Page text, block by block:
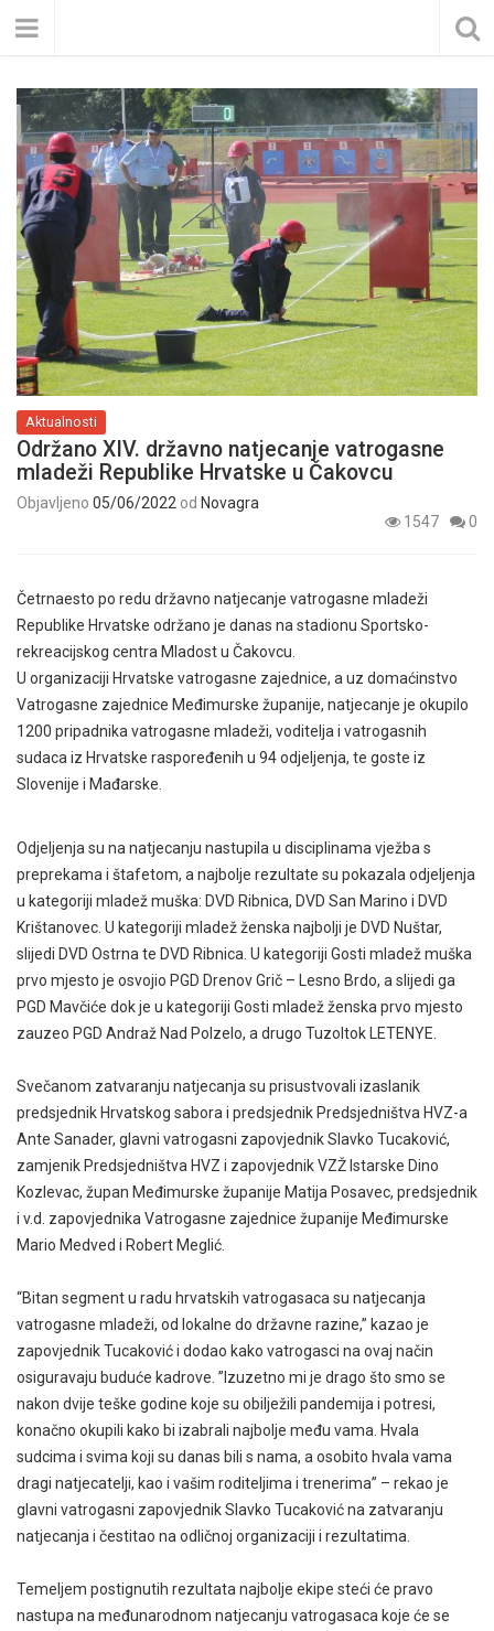
Aktualnosti
Održano XIV. državno natjecanje vatrogasne
mladeži Republike Hrvatske u Čakovcu
Objavljeno 05/06/2022 od Novagra
1547
0
Četrnaesto po redu državno natjecanje vatrogasne mladeži
Republike Hrvatske održano je danas na stadionu Sportsko-
rekreacijskog centra Mladost u Čakovcu.
U organizaciji Hrvatske vatrogasne zajednice, a uz domaćinstvo
Vatrogasne zajednice Međimurske županije, natjecanje je okupilo
1200 pripadnika vatrogasne mladeži, voditelja i vatrogasnih
sudaca iz Hrvatske raspoređenih u 94 odjeljenja, te goste iz
Slovenije i Mađarske.
Odjeljenja su na natjecanju nastupila u disciplinama vježba s
preprekama i štafetom, a najbolje rezultate su pokazala odjeljenja
u kategoriji mladež muška: DVD Ribnica, DVD San Marino i DVD
Krištanovec. U kategoriji mladež ženska najbolji je DVD Nuštar,
slijedi DVD Ostrna te DVD Ribnica. U kategoriji Gosti mladež muška
prvo mjesto je osvojio PGD Drenov Grič – Lesno Brdo, a slijedi ga
PGD Mavčiće dok je u kategoriji Gosti mladež ženska prvo mjesto
zauzeo PGD Andraž Nad Polzelo, a drugo Tuzoltok LETENYE.
Svečanom zatvaranju natjecanja su prisustvovali izaslanik
predsjednik Hrvatskog sabora i predsjednik Predsjedništva HVZ-a
Ante Sanader, glavni vatrogasni zapovjednik Slavko Tucaković,
zamjenik Predsjedništva HVZ i zapovjednik VZŽ Istarske Dino
Kozlevac, župan Međimurske županije Matija Posavec, predsjednik
i v.d. zapovjednika Vatrogasne zajednice županije Međimurske
Mario Medved i Robert Meglić.
“Bitan segment u radu hrvatskih vatrogasaca su natjecanja
vatrogasne mladeži, od lokalne do državne razine,” kazao je
zapovjednik Tucaković i dodao kako vatrogasci na ovaj način
osiguravaju buduće kadrove. ”Izuzetno mi je drago što smo se
nakon dvije teške godine koje su obilježili pandemija i potresi,
konačno okupili kako bi izabrali najbolje među vama. Hvala
sudcima i svima koji su danas bili s nama, a osobito hvala vama
dragi natjecatelji, kao i vašim roditeljima i trenerima” – rekao je
glavni vatrogasni zapovjednik Slavko Tucaković na zatvaranju
natjecanja i čestitao na odličnoj organizaciji i rezultatima.
Temeljem postignutih rezultata najbolje ekipe steći će pravo
nastupa na međunarodnom natjecanju vatrogasaca koje će se